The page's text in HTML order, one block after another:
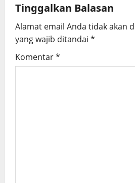
v
i
g
Tinggalkan Balasan
Alamat email Anda tidak akan
yang wajib ditandai *
Komentar*